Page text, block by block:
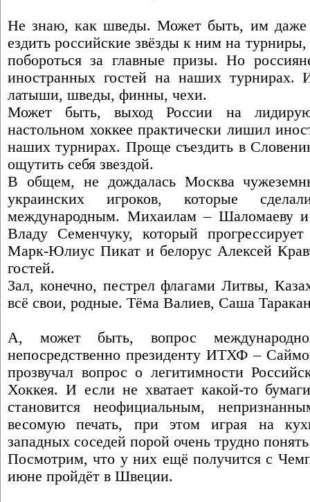
Не знаю, как шведы. Может быть, им даже
ездить российские звёзды к ним на
побороться за главные призы. Но
иностранных гостей на наших турнирах.
латыши, шведы, финны, чехи.
Может быть, выход России на
настольном хоккее практически лишил
наших турнирах. Проще съездить в
ощутить себя звездой.
В общем, не дождалась Москва
украинских игроков, которые
международным. Михаилам – Шаломаеву
Владу Семенчуку, который
Марк-Юлиус Пикат и белорус Алексей
гостей.
Зал, конечно, пестрел флагами Литвы,
всё свои, родные. Тёма Валиев, Саша
А, может быть, вопрос
непосредственно президенту ИТХФ –
прозвучал вопрос о легитимности
Хоккея. И если не хватает какой-то
становится неофициальным,
весомую печать, при этом играя на
западных соседей порой очень трудно
Посмотрим, что у них ещё получится с
июне пройдёт в Швеции.